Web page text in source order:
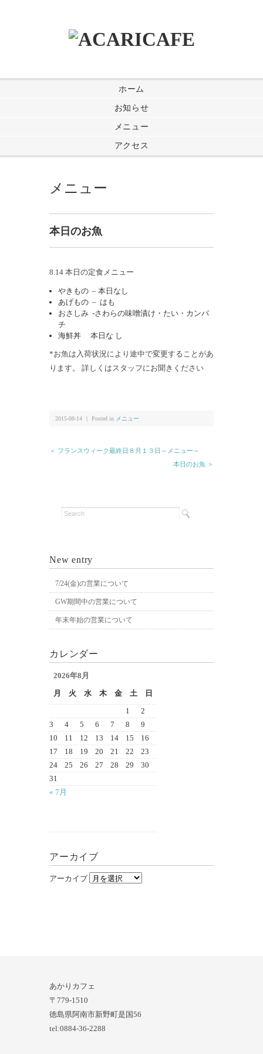
ホーム
お知らせ
メニュー
アクセス
メニュー
本日のお魚
8.14 本日の定食メニュー
やきもの – 本日なし
あげもの – はも
おさしみ -さわらの味噌漬け・たい・カンパ
チ
海鮮丼 本日な し
*お魚は入荷状況により途中で変更することがあ
ります。 詳しくはスタッフにお聞きください
2015-08-14 ｜ Posted in メニュー
＜ フランスウィーク最終日８月１３日～メニュー～
本日のお魚 ＞
New entry
7/24(金)の営業について
GW期間中の営業について
年末年始の営業について
カレンダー
2026年8月
月
火 水 木 金 土 日
« 7月
1
2
3
4 5 6 7 8
9
10
11 12 13 14 15
16
17
18 19 20 21 22
23
24
25 26 27 28 29
30
31
アーカイブ
アーカイブ
あかりカフェ
〒779-1510
徳島県阿南市新野町是国56
tel:0884-36-2288